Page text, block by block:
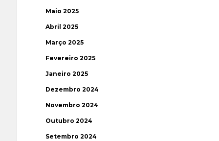
Maio 2025
Abril 2025
Março 2025
Fevereiro 2025
Janeiro 2025
Dezembro 2024
Novembro 2024
Outubro 2024
Setembro 2024